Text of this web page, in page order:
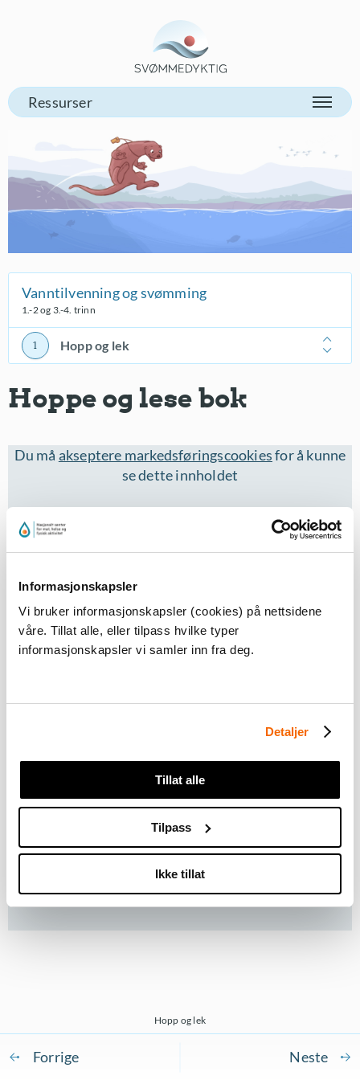
Informasjonskapsler
Vi bruker informasjonskapsler (cookies) på nettsidene
våre. Tillat alle, eller tilpass hvilke typer
informasjonskapsler vi samler inn fra deg.
Detaljer
Tillat alle
Tilpass
Ikke tillat
Vanntilvenning og svømming
1.-2 og 3.-4. trinn
Hopp og lek
Hoppe og lese bok
Du må akseptere markedsføringscookiesfor å kunne
se dette innholdet
"leser bok".
se dette innholdet
Hopp og lek